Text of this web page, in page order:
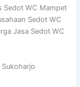
Sedot WC Mampet
Sedot WC
Jasa Sedot WC